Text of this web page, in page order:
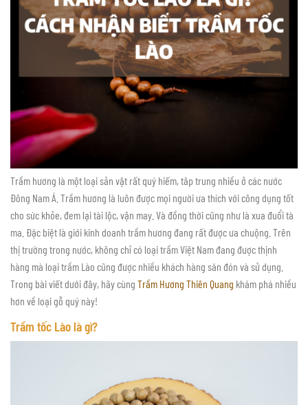
Trầm hương là một loại sản vật rất quý hiếm, tâp trung nhiều ở các nước
Đông Nam Á. Trầm hương là luôn được mọi người ưa thích với công dụng tốt
cho sức khỏe, đem lại tài lộc, vận may. Và đồng thời cũng như là xua đuổi tà
ma. Đặc biệt là giới kinh doanh trầm hương đang rất được ưa chuộng. Trên
thị trường trong nước, không chỉ có loại trầm Việt Nam đang được thịnh
hàng mà loại trầm Lào cũng được nhiều khách hàng săn đón và sử dụng.
Trong bài viết dưới đây, hãy cùng Trầm Hương Thiên Quang khám phá nhiều
hơn về loại gỗ quý này!
Trầm tốc Lào là gì?